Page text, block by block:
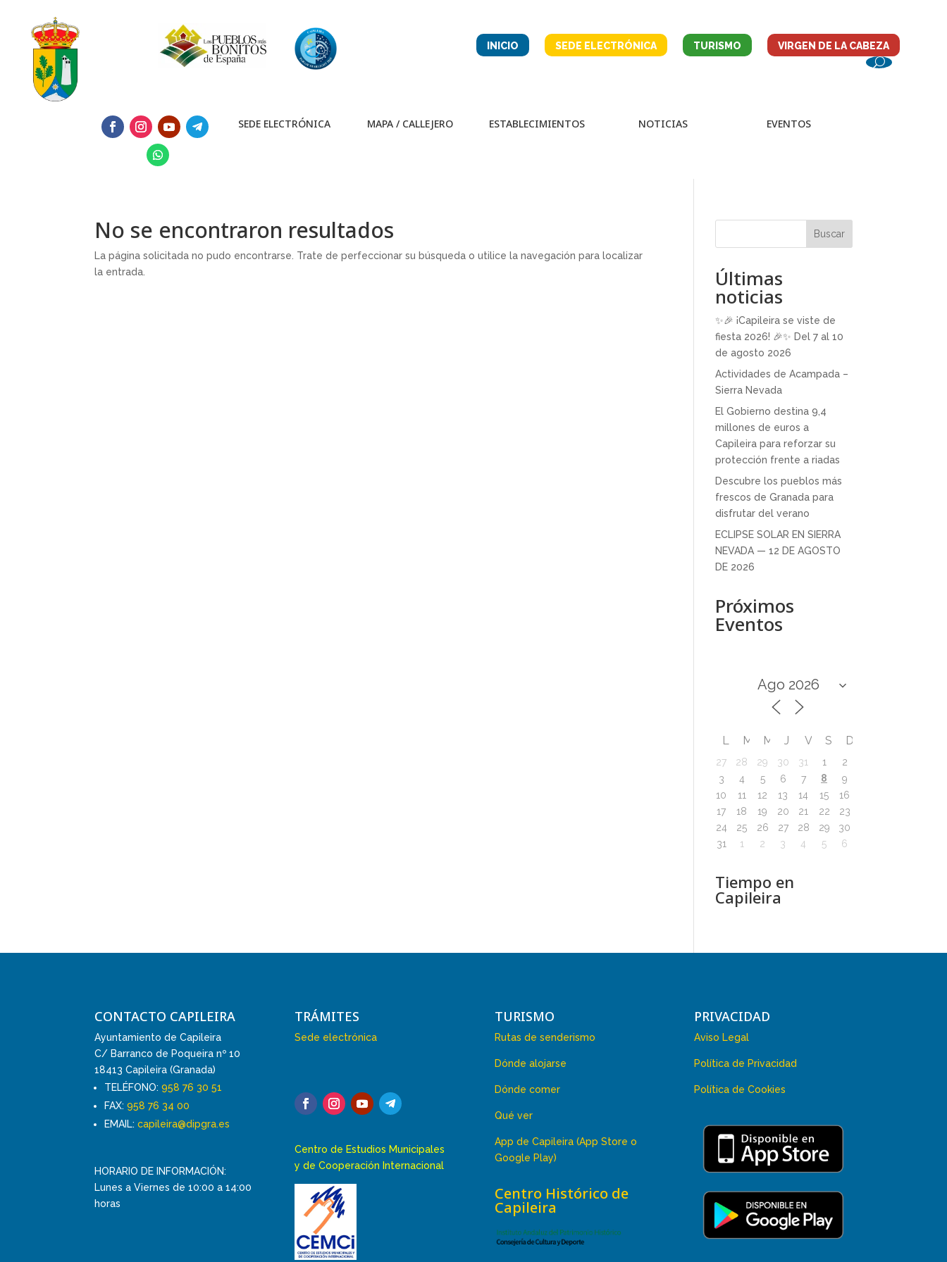
INICIO SEDE ELECTRÓNICA TURISMO VIRGEN DE LA CABEZA
SEDE ELECTRÓNICA MAPA / CALLEJERO ESTABLECIMIENTOS NOTICIAS EVENTOS
No se encontraron resultados
La página solicitada no pudo encontrarse. Trate de perfeccionar su búsqueda o utilice la navegación para localizar
la entrada.
Buscar
Últimas
noticias
✨🎉 ¡Capileira se viste de
fiesta 2026! 🎉✨ Del 7 al 10
de agosto 2026
Actividades de Acampada –
Sierra Nevada
El Gobierno destina 9,4
millones de euros a
Capileira para reforzar su
protección frente a riadas
Descubre los pueblos más
frescos de Granada para
disfrutar del verano
ECLIPSE SOLAR EN SIERRA
NEVADA — 12 DE AGOSTO
DE 2026
Próximos
Eventos
L M M J V S D
27 28 29 30 31 1
2
3
4 5 6 7 8
9
10
11 12 13 14 15
16
17
18 19 20 21 22
23
24
25 26 27 28 29
30
31
1 2 3 4 5 6
Tiempo en
Capileira
CONTACTO CAPILEIRA
Ayuntamiento de Capileira
C/ Barranco de Poqueira nº 10
18413 Capileira (Granada)
TELÉFONO:958 76 30 51
FAX:958 76 34 00
EMAIL:capileira@dipgra.es
HORARIO DE INFORMACIÓN:
Lunes a Viernes de 10:00 a 14:00
horas
TRÁMITES
Sede electrónica
Centro de Estudios Municipales
y de Cooperación Internacional
TURISMO
Rutas de senderismo
Dónde alojarse
Dónde comer
Qué ver
App de Capileira (App Store o
Google Play)
Centro Histórico de
Capileira
PRIVACIDAD
Aviso Legal
Política de Privacidad
Política de Cookies